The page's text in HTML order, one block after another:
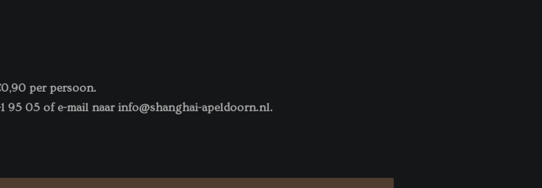
per persoon.
95 05 of e-mail naar info@shanghai-apeldoorn.nl.